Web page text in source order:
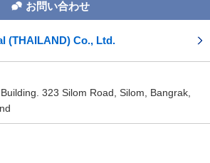
お問い合わせ
(THAILAND) Co., Ltd.
323 Silom Road, Silom, Bangrak,